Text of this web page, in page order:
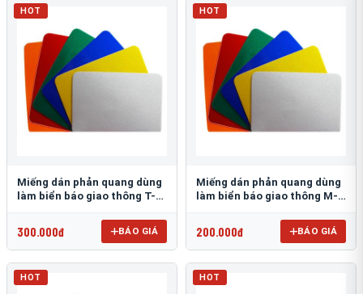
HOT
Miếng dán phản quang dùng
làm biển báo giao thông T-
300.000đ BÁO GIÁ
HOT
Miếng dán phản quang dùng
làm biển báo giao thông M-
200.000đ BÁO GIÁ
HOT HOT